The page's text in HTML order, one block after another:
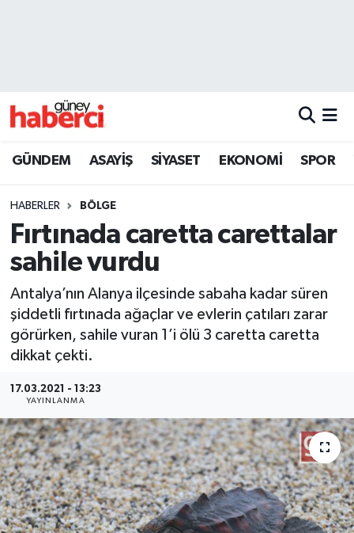
GÜNDEM ASAYİŞ SİYASET EKONOMİ SPOR
HABERLER BÖLGE
Fırtınada caretta carettalar
sahile vurdu
Antalya’nın Alanya ilçesinde sabaha kadar süren
şiddetli fırtınada ağaçlar ve evlerin çatıları zarar
görürken, sahile vuran 1’i ölü 3 caretta caretta
dikkat çekti.
17.03.2021 - 13:23
YAYINLANMA
Beyoğlu Trafik Yoğunluk Haritası
Son Dakika Haberleri
Haber Arşivi